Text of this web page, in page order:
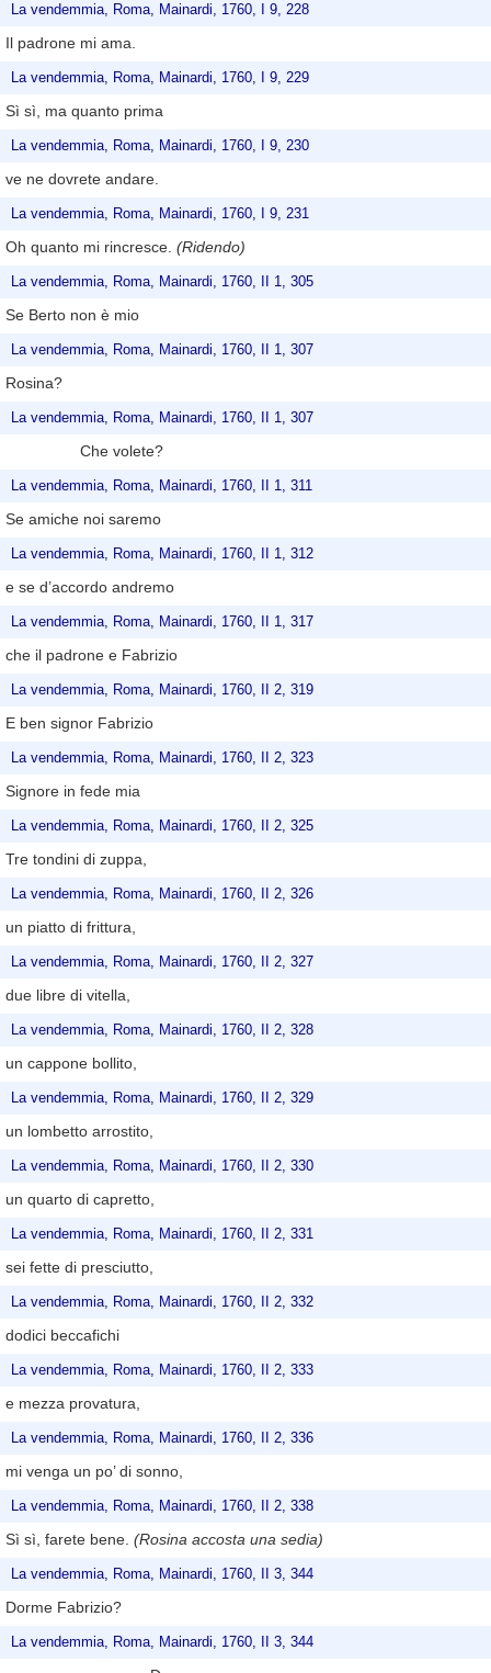
La vendemmia, Roma, Mainardi, 1760, I 9, 228
Il padrone mi ama.
La vendemmia, Roma, Mainardi, 1760, I 9, 229
Sì sì, ma quanto prima
La vendemmia, Roma, Mainardi, 1760, I 9, 230
ve ne dovrete andare.
La vendemmia, Roma, Mainardi, 1760, I 9, 231
Oh quanto mi rincresce. (Ridendo)
La vendemmia, Roma, Mainardi, 1760, II 1, 305
Se Berto non è mio
La vendemmia, Roma, Mainardi, 1760, II 1, 307
Rosina?
La vendemmia, Roma, Mainardi, 1760, II 1, 307
Che volete?
La vendemmia, Roma, Mainardi, 1760, II 1, 311
Se amiche noi saremo
La vendemmia, Roma, Mainardi, 1760, II 1, 312
e se d’accordo andremo
La vendemmia, Roma, Mainardi, 1760, II 1, 317
che il padrone e Fabrizio
La vendemmia, Roma, Mainardi, 1760, II 2, 319
E ben signor Fabrizio
La vendemmia, Roma, Mainardi, 1760, II 2, 323
Signore in fede mia
La vendemmia, Roma, Mainardi, 1760, II 2, 325
Tre tondini di zuppa,
La vendemmia, Roma, Mainardi, 1760, II 2, 326
un piatto di frittura,
La vendemmia, Roma, Mainardi, 1760, II 2, 327
due libre di vitella,
La vendemmia, Roma, Mainardi, 1760, II 2, 328
un cappone bollito,
La vendemmia, Roma, Mainardi, 1760, II 2, 329
un lombetto arrostito,
La vendemmia, Roma, Mainardi, 1760, II 2, 330
un quarto di capretto,
La vendemmia, Roma, Mainardi, 1760, II 2, 331
sei fette di presciutto,
La vendemmia, Roma, Mainardi, 1760, II 2, 332
dodici beccafichi
La vendemmia, Roma, Mainardi, 1760, II 2, 333
e mezza provatura,
La vendemmia, Roma, Mainardi, 1760, II 2, 336
mi venga un po’ di sonno,
La vendemmia, Roma, Mainardi, 1760, II 2, 338
Sì sì, farete bene. (Rosina accosta una sedia)
La vendemmia, Roma, Mainardi, 1760, II 3, 344
Dorme Fabrizio?
La vendemmia, Roma, Mainardi, 1760, II 3, 344